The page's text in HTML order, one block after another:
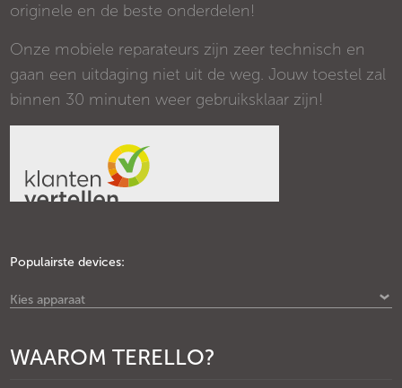
originele en de beste onderdelen!
Onze mobiele reparateurs zijn zeer technisch en
gaan een uitdaging niet uit de weg. Jouw toestel zal
binnen 30 minuten weer gebruiksklaar zijn!
Populairste devices:
Kies apparaat
WAAROM TERELLO?